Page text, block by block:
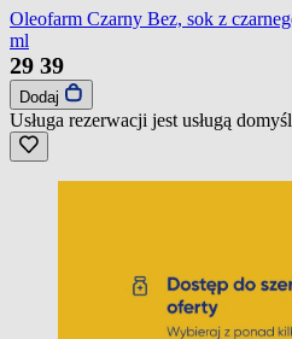
Oleofarm Czarny Bez, sok z
ml
29 39
Dodaj
Usługa rezerwacji jest usługą